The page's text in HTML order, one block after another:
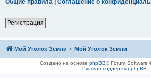
Регистрация
Мой Уголок Земли Мой Уголок Земли
Создано на основе phpBB® Forum Software
Русская поддержка phpBB